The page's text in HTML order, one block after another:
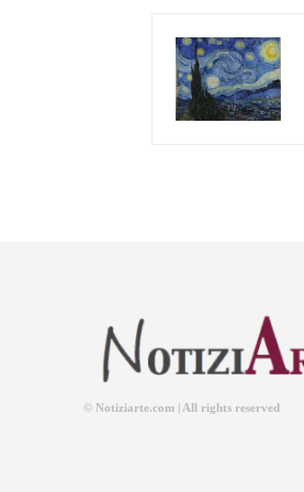
© Notiziarte.com | All rights reserved